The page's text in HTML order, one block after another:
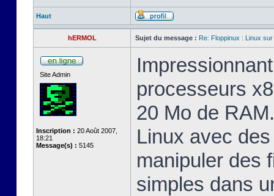
Haut
hERMOL Sujet du message : Re: Floppinux : Linux
Site Admin
Inscription : 20 Août 2007,
18:21
Message(s) : 5145
processeurs
20 Mo de
Linux avec
manipuler des
simples dans